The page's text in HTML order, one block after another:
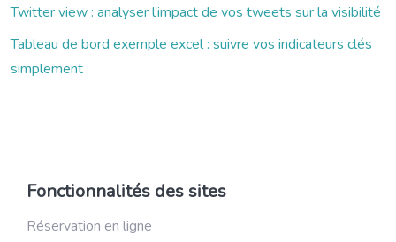
Twitter view : analyser l’impact de vos tweets sur la visibilité
Tableau de bord exemple excel : suivre vos indicateurs clés
simplement
Fonctionnalités des sites
Réservation en ligne